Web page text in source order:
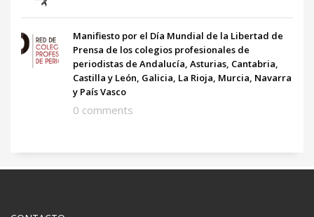
Manifiesto por el Día Mundial de la Libertad de
Prensa de los colegios profesionales de
periodistas de Andalucía, Asturias, Cantabria,
Castilla y León, Galicia, La Rioja, Murcia, Navarra
y País Vasco
0 comments